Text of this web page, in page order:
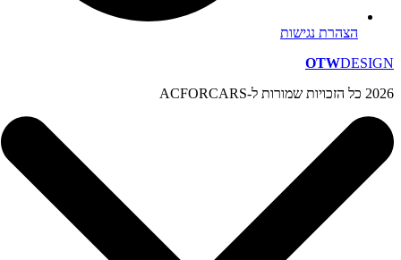
הצהרת נגישות
OTWDESIGN
2026 כל הזכויות שמורות ל-ACFORCARS